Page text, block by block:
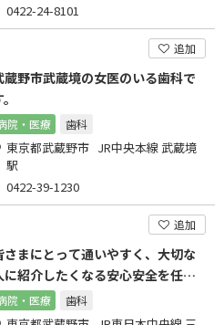
0422-24-8101
追加
蔵野市武蔵境の女医のいる歯科で
院・医療 歯科
東京都武蔵野市 JR中央本線 武蔵境
駅
0422-39-1230
追加
さまにとって通いやすく、大切な
に紹介したくなる安心安全を任せ
れる歯科医院を目指します
院・医療 歯科